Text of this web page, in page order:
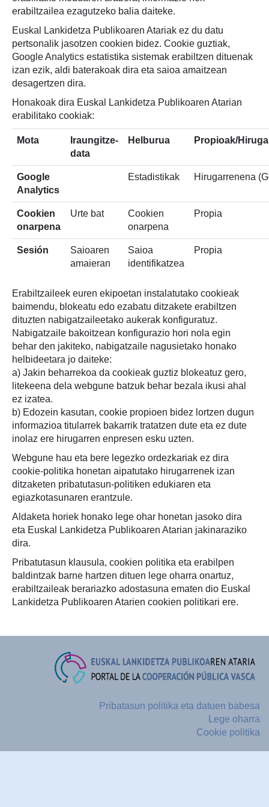
erabiltzailea ezagutzeko balia daiteke.
Euskal Lankidetza Publikoaren Atariak ez du datu
pertsonalik jasotzen cookien bidez. Cookie guztiak,
Google Analytics estatistika sistemak erabiltzen dituenak
izan ezik, aldi baterakoak dira eta saioa amaitzean
desagertzen dira.
Honakoak dira Euskal Lankidetza Publikoaren Atarian
erabilitako cookiak:
Mota
Iraungitze-
data
Helburua Propioak/
Google
Analytics
Estadistikak Hirugarrenena
Cookien
onarpena
Urte bat
Cookien
onarpena
Propia
Sesión
Saioaren
amaieran
Saioa
identifikatzea
Propia
Erabiltzaileek euren ekipoetan instalatutako cookieak
baimendu, blokeatu edo ezabatu ditzakete erabiltzen
dituzten nabigatzaileetako aukerak konfiguratuz.
Nabigatzaile bakoitzean konfigurazio hori nola egin
behar den jakiteko, nabigatzaile nagusietako honako
helbideetara jo daiteke:
a) Jakin beharrekoa da cookieak guztiz blokeatuz gero,
litekeena dela webgune batzuk behar bezala ikusi ahal
ez izatea.
b) Edozein kasutan, cookie propioen bidez lortzen dugun
informazioa titularrek bakarrik tratatzen dute eta ez dute
inolaz ere hirugarren enpresen esku uzten.
Webgune hau eta bere legezko ordezkariak ez dira
cookie-politika honetan aipatutako hirugarrenek izan
ditzaketen pribatutasun-politiken edukiaren eta
egiazkotasunaren erantzule.
Aldaketa horiek honako lege ohar honetan jasoko dira
eta Euskal Lankidetza Publikoaren Atarian jakinaraziko
dira.
Pribatutasun klausula, cookien politika eta erabilpen
baldintzak barne hartzen dituen lege oharra onartuz,
erabiltzaileak berariazko adostasuna ematen dio Euskal
Lankidetza Publikoaren Atarien cookien politikari ere.
Pribatasun politika eta datuen babesa
Lege oharra
Cookie politika